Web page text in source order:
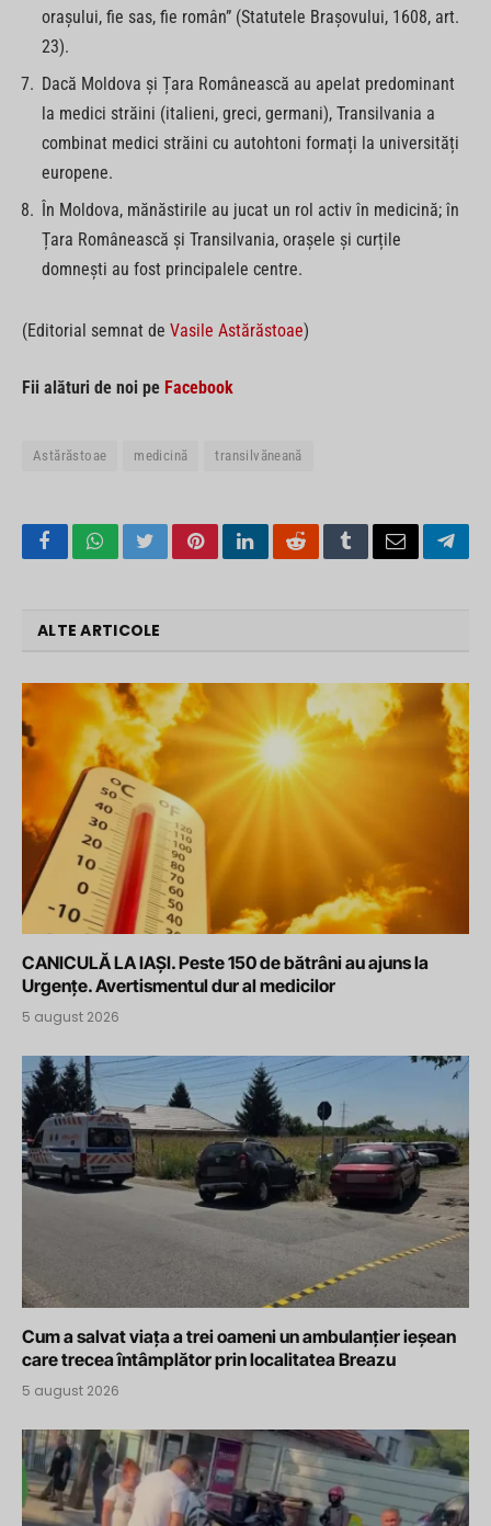
orașului, fie sas, fie român” (Statutele Brașovului, 1608, art.
23).
Dacă Moldova și Țara Românească au apelat predominant
la medici străini (italieni, greci, germani), Transilvania a
combinat medici străini cu autohtoni formați la universități
europene.
În Moldova, mănăstirile au jucat un rol activ în medicină; în
Țara Românească și Transilvania, orașele și curțile
domnești au fost principalele centre.
(Editorial semnat de Vasile Astărăstoae)
Fii alături de noi pe Facebook
Astărăstoae medicină transilvăneană
FacebookWhatsApp
TwitterPinterestLinkedInRedditTumblrEmail
ALTE ARTICOLE
CANICULĂ LA IAȘI. Peste 150 de bătrâni au ajuns la
Urgențe. Avertismentul dur al medicilor
5 august 2026
Cum a salvat viața a trei oameni un ambulanțier ieșean
care trecea întâmplător prin localitatea Breazu
5 august 2026